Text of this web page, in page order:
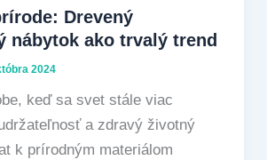
Drevený
nábytok ako trvalý trend
2024
keď sa svet stále viac
a zdravý životný
k prírodným materiálom